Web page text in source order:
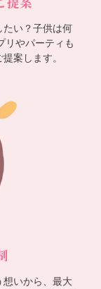
たい？子供は何
リやパーティも
案します。
想いから、最大